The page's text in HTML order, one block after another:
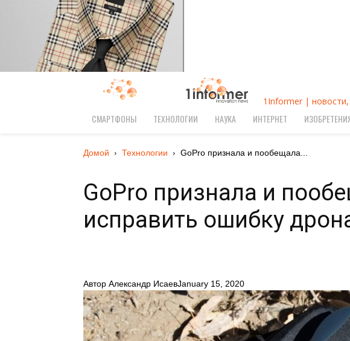
1Informer |
СМАРТФОНЫ ТЕХНОЛОГИИ НАУКА ИНТЕРНЕТ
Домой Технологии GoPro признала и пообещала...
GoPro признала и
исправить ошибку
Автор Александр ИсаевJanuary 15, 2020